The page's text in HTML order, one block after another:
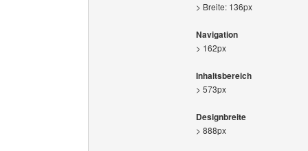
> Breite: 136px
Navigation
> 162px
Inhaltsbereich
> 573px
Designbreite
> 888px